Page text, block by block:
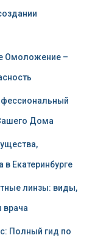
Омоложение –
Дома
в Екатеринбурге
линзы: виды,
врача
Полный гид по